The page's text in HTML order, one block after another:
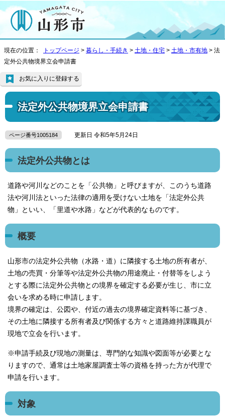
現在の位置： トップページ > 暮らし・手続き > 土地・住宅 > 土地・市有地 > 法
定外公共物境界立会申請書
法定外公共物境界立会申請書
お気に入りに登録する
ページ番号1005184 更新日 令和5年5月24日
法定外公共物とは
道路や河川などのことを「公共物」と呼びますが、このうち道路
法や河川法といった法律の適用を受けない土地を「法定外公共
物」といい、「里道や水路」などが代表的なものです。
概要
山形市の法定外公共物（水路・道）に隣接する土地の所有者が、
土地の売買・分筆等や法定外公共物の用途廃止・付替等をしよう
とする際に法定外公共物との境界を確定する必要が生じ、市に立
会いを求める時に申請します。
境界の確定は、公図や、付近の過去の境界確定資料等に基づき、
その土地に隣接する所有者及び関係する方々と道路維持課職員が
現地で立会を行います。
※申請手続及び現地の測量は、専門的な知識や図面等が必要とな
りますので、通常は土地家屋調査士等の資格を持った方が代理で
申請を行います。
対象